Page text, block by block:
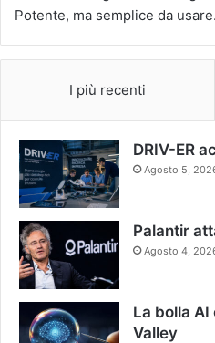
I più recenti
DRIV-ER
Agosto 5,
Palantir
Agosto 4,
La bolla
Valley